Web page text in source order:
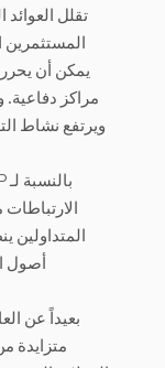
تقلل
المستثمرين
يمكن أن
مراكز
ويرتفع نشاط
أصول
متزايدة